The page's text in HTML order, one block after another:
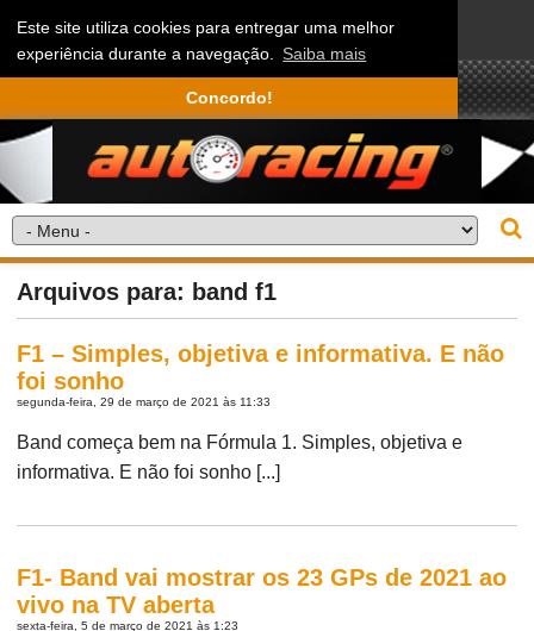
Este site utiliza cookies para entregar uma melhor
experiência durante a navegação. Saiba mais
Concordo!
Arquivos para: band f1
F1 – Simples, objetiva e informativa. E não
foi sonho
segunda-feira, 29 de março de 2021 às 11:33
Band começa bem na Fórmula 1. Simples, objetiva e
informativa. E não foi sonho [...]
F1- Band vai mostrar os 23 GPs de 2021 ao
vivo na TV aberta
sexta-feira, 5 de março de 2021 às 1:23